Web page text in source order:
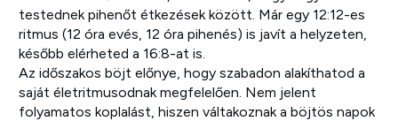
testednek pihenőt étkezések között. Már egy 12:12-es
ritmus (12 óra evés, 12 óra pihenés) is javít a helyzeten,
később elérheted a 16:8-at is.
Az időszakos böjt előnye, hogy szabadon alakíthatod a
saját életritmusodnak megfelelően. Nem jelent
folyamatos koplalást, hiszen váltakoznak a böjtös napok